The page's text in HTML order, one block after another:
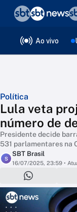
Ao vivo
Política
Lula veta
número de
Presidente decide
531 parlamentares na
S
SBT Brasil
16/07/2025, 23:59 •
❮voltar